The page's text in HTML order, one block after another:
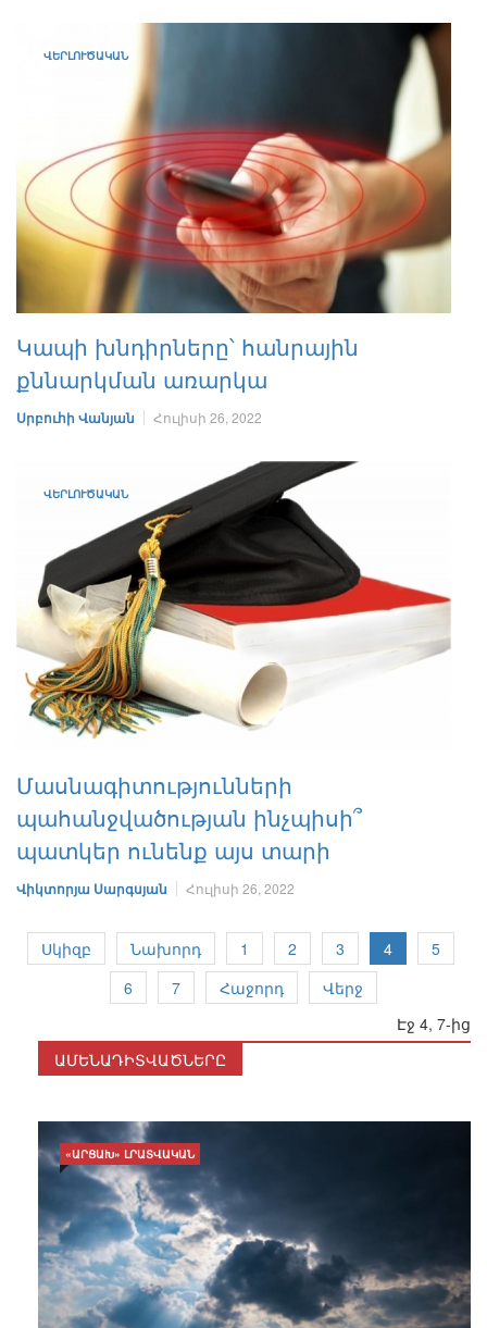
ՎԵՐԼՈՒԾԱԿԱՆ
Կապի խնդիրները՝ հանրային
քննարկման առարկա
Սրբուհի Վանյան Հուլիսի 26, 2022
ՎԵՐԼՈՒԾԱԿԱՆ
Մասնագիտությունների
պահանջվածության ինչպիսի՞
պատկեր ունենք այս տարի
Վիկտորյա Սարգսյան Հուլիսի 26, 2022
Սկիզբ Նախորդ 1 2 3 4
5
6
7 Հաջորդ
Վերջ
Էջ 4, 7-ից
ԱՄԵՆԱԴԻՏՎԱԾՆԵՐԸ
«ԱՐՑԱԽ» ԼՐԱՏՎԱԿԱՆ